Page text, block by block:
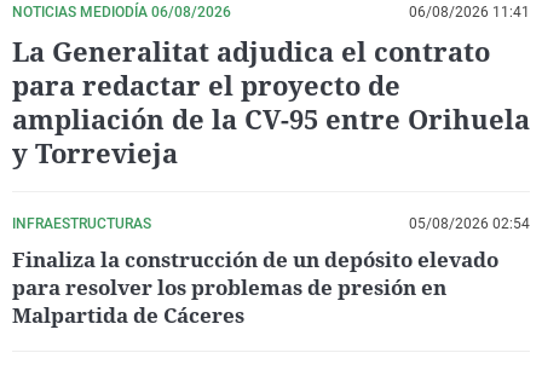
NOTICIAS MEDIODÍA 06/08/2026 06/08/2026 11:41
La Generalitat adjudica el contrato
para redactar el proyecto de
ampliación de la CV-95 entre Orihuela
y Torrevieja
INFRAESTRUCTURAS 05/08/2026 02:54
Finaliza la construcción de un depósito elevado
para resolver los problemas de presión en
Malpartida de Cáceres